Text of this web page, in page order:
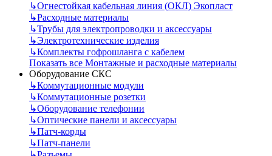
↳Огнестойкая кабельная линия (ОКЛ) Экопласт
↳Расходные материалы
↳Трубы для электропроводки и аксессуары
↳Электротехнические изделия
↳Комплекты гофрошланга с кабелем
Показать все Монтажные и расходные материалы
Оборудование СКС
↳Коммутационные модули
↳Коммутационные розетки
↳Оборудование телефонии
↳Оптические панели и аксессуары
↳Патч-корды
↳Патч-панели